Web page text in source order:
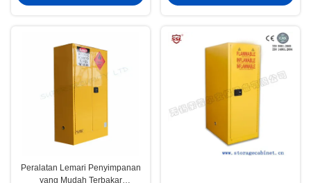
Peralatan Lemari Penyimpanan
yang Mudah Terbakar